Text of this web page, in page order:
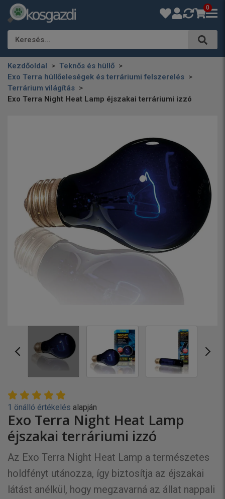
0
Keresés…
Kezdőoldal
Teknős és hüllő
Exo Terra hüllőeleségek és terráriumi felszerelés
Terrárium világítás
Exo Terra Night Heat Lamp éjszakai terráriumi izzó
1 önálló értékelés alapján
Exo Terra Night Heat Lamp
éjszakai terráriumi izzó
Az Exo Terra Night Heat Lamp a természetes
holdfényt utánozza, így biztosítja az éjszakai
látást anélkül, hogy megzavarná az állat nappali